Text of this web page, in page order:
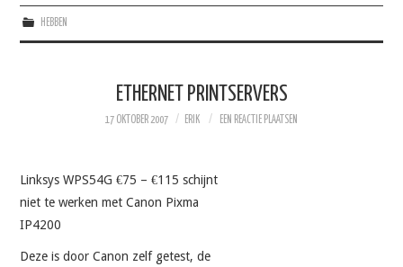
HEBBEN
ETHERNET PRINTSERVERS
17 OKTOBER 2007 ERIK EEN REACTIE PLAATSEN
Linksys WPS54G €75 – €115 schijnt
niet te werken met Canon Pixma
IP4200
Deze is door Canon zelf getest, de